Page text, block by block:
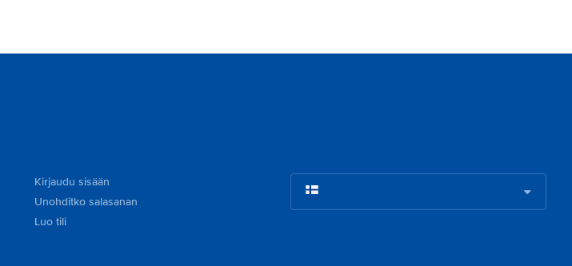
Kirjaudu sisään
Unohditko salasanan
Luo tili